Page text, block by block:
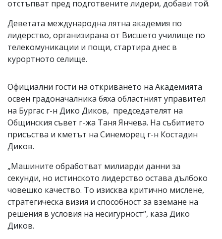
отстъпват пред подготвените лидери, добави той.
Деветата международна лятна академия по
лидерство, организирана от Висшето училище по
телекомуникации и пощи, стартира днес в
курортното селище.
Официални гости на откриването на Академията
освен градоначалника бяха областният управител
на Бургас г-н Дико Диков, председателят на
Общинския съвет г-жа Таня Янчева. На събитието
присъства и кметът на Синеморец г-н Костадин
Диков.
„Машините обработват милиарди данни за
секунди, но истинското лидерство остава дълбоко
човешко качество. То изисква критично мислене,
стратегическа визия и способност за вземане на
решения в условия на несигурност“, каза Дико
Диков.